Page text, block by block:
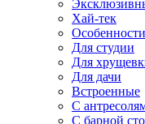
Хай-тек
Особенности
Для студии
Для
Для дачи
Встроенные
С
С барной